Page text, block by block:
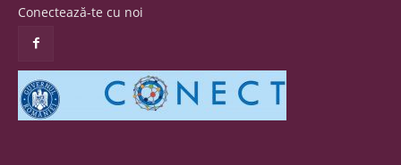
Conectează-te cu noi